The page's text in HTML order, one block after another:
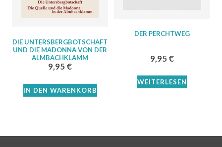
DIE UNTERSBERGBOTSCHAFT
UND DIE MADONNA VON DER
ALMBACHKLAMM
9,95€
IN DEN WARENKORB
DER PERCHTWEG
9,95€
WEITERLESEN